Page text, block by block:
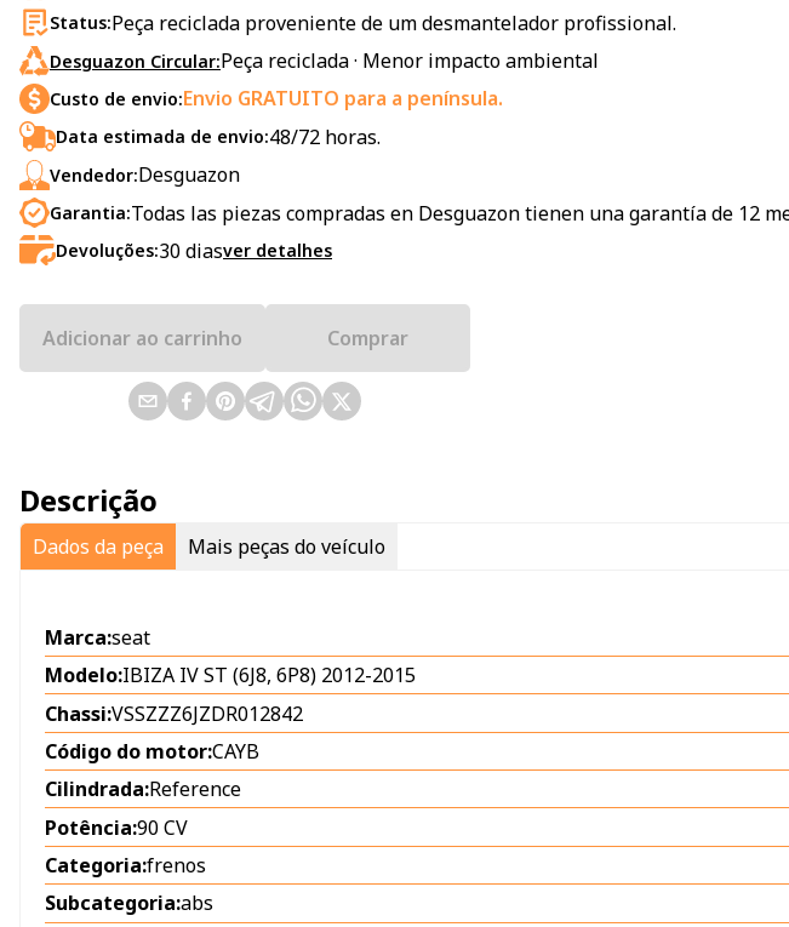
Status:Peça reciclada proveniente de um desmantelador profissional.
Desguazon Circular:Peça reciclada · Menor impacto ambiental
Custo de envio:Envio GRATUITO para a península.
Data estimada de envio:48/72 horas.
Vendedor:Desguazon
Garantia:Todas las piezas compradas en Desguazon tienen una garantía de 12
Devoluções:30diasver detalhes
Adicionar ao carrinho Comprar
Descrição
Dados da peça Mais peças do veículo
Marca:seat
Modelo:IBIZA IV ST (6J8, 6P8) 2012-2015
Chassi:VSSZZZ6JZDR012842
Código do motor:CAYB
Cilindrada:Reference
Potência:90 CV
Categoria:frenos
Subcategoria:abs